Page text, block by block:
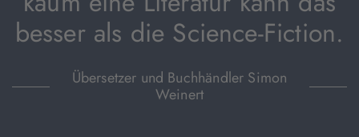
besser als die Science-Fiction.
Übersetzer und Buchhändler Simon
Weinert